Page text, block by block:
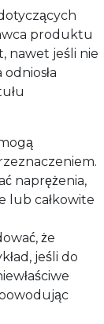
produktu
nawet jeśli nie
naprężenia,
lub całkowite
że
jeśli do